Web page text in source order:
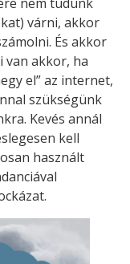
várni, akkor
És akkor
van akkor, ha
el” az internet,
szükségünk
Kevés annál
kell
használt